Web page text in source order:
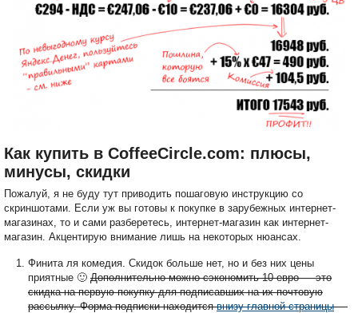
Как купить в CoffeeCircle.com: плюсы,
минусы, скидки
Пожалуй, я не буду тут приводить пошаговую инструкцию со
скриншотами. Если уж вы готовы к покупке в зарубежных интернет-
магазинах, то и сами разберетесь, интернет-магазин как интернет-
магазин. Акцентирую внимание лишь на некоторых нюансах.
Финита ля комедия. Скидок больше нет, но и без них цены
приятные 🙂 Дополнительно можно сэкономить 10 евро — это
скидка на первую покупку для подписавших на их почтовую
рассылку. Форма подписки находитсявнизу главной страницы—